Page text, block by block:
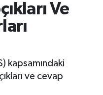
Ve
kapsamındaki
ve cevap